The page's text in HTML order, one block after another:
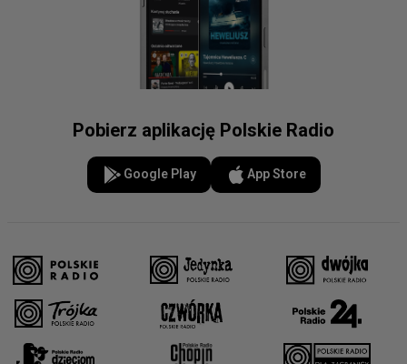
Pobierz aplikację Polskie Radio
Google Play App Store